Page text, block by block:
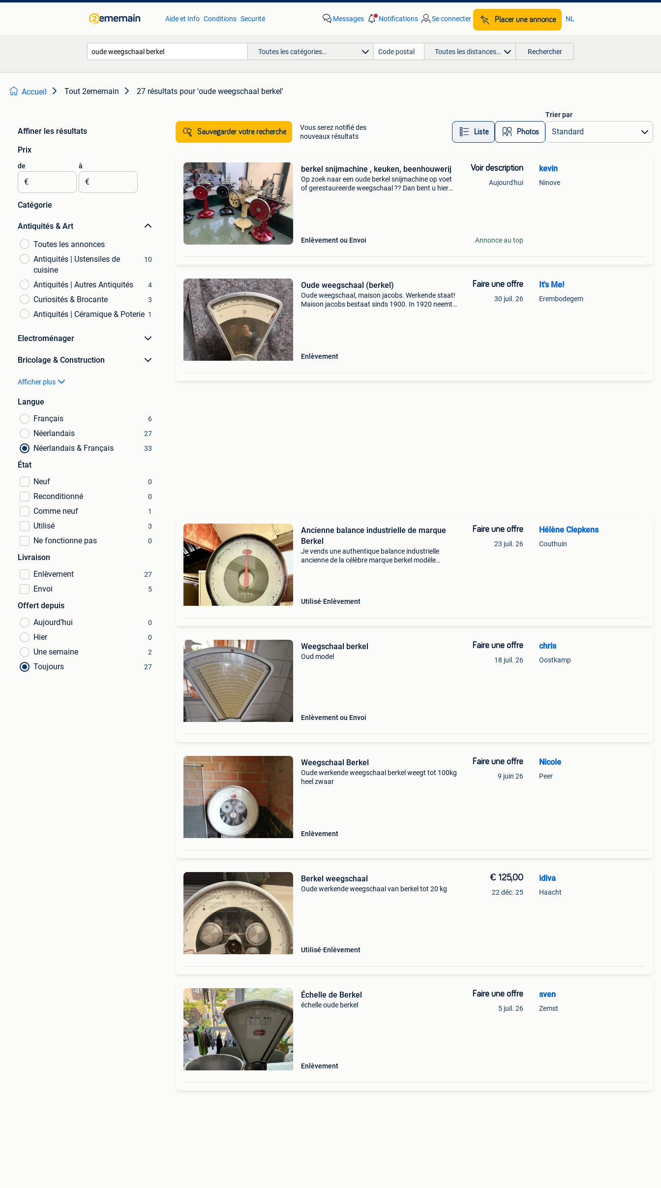
Aide et Info Conditions Securité Messages Notifications Se connecter Placer une annonce NL
Toutes les catégories… Toutes les distances… Rechercher
Accueil Tout 2ememain 27 résultats pour 'oude weegschaal berkel'
Affiner les résultats
Prix
de
€
à
€
Catégorie
Antiquités & Art
Toutes les annonces
Antiquités | Ustensiles de
cuisine
10
Antiquités | Autres Antiquités 4
Curiosités & Brocante 3
Antiquités | Céramique & Poterie 1
Electroménager
Bricolage & Construction
Afficher plus
Langue
Français
6
Néerlandais 27
Néerlandais & Français 33
État
Neuf
0
Reconditionné 0
Comme neuf 1
Utilisé 3
Ne fonctionne pas 0
Livraison
Enlèvement
27
Envoi 5
Offert depuis
Aujourd’hui
0
Hier 0
Une semaine 2
Toujours 27
Sauvegarder votre recherche
Vous serez notifié des
nouveaux résultats
Liste Photos
Trier par
berkel snijmachine , keuken, beenhouwerij
Op zoek naar een oude berkel snijmachine op voet
of gerestaureerde weegschaal ?? Dan bent u hier
Enlèvement ou Envoi
Voir description
Aujourd'hui
Annonce au top
kevin
Ninove
Oude weegschaal (berkel)
Oude weegschaal, maison jacobs. Werkende staat!
Maison jacobs bestaat sinds 1900. In 1920 neemt
Enlèvement
Faire une offre
30 juil. 26
It's Me!
Erembodegem
Ancienne balance industrielle de marque
Berkel
Je vends une authentique balance industrielle
ancienne de la célèbre marque berkel modèle
Utilisé Enlèvement
Faire une offre
23 juil. 26
Hélène Clepkens
Couthuin
Weegschaal berkel
Oud model
Enlèvement ou Envoi
Faire une offre
18 juil. 26
chris
Oostkamp
Weegschaal Berkel
Oude werkende weegschaal berkel weegt tot 100kg
heel zwaar
Enlèvement
Faire une offre
9 juin 26
Nicole
Peer
Berkel weegschaal
Oude werkende weegschaal van berkel tot 20 kg
Utilisé Enlèvement
€ 125,00
22 déc. 25
idiva
Haacht
Échelle de Berkel
échelle oude berkel
Enlèvement
Faire une offre
5 juil. 26
sven
Zemst